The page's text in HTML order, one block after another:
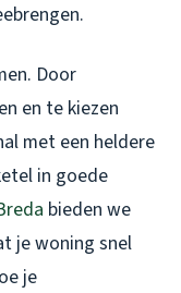
Door
en te kiezen
met een heldere
in goede
bieden we
je woning snel
je